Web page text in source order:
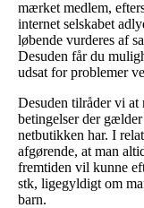
mærket medlem,
internet selskabet
løbende vurderes af
Desuden får du
udsat for problemer
Desuden tilråder vi at
betingelser der
netbutikken har. I
afgørende, at man
fremtiden vil kunne
stk, ligegyldigt om
barn.